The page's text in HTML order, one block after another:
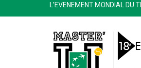
L’EVENEMENT MONDIAL DU